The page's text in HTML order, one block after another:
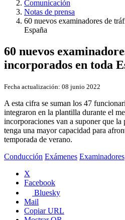
Comunicación
Notas de prensa
60 nuevos examinadores de
España
60 nuevos
incorporados en toda
Fecha actualización: 08 junio 2022
A esta cifra se suman los 47
integraron en la plantilla durante el
incorporaciones van a suponer que
tenga una mayor capacidad para
temporada de verano.
Conducción Exámenes Examinadores
X
Facebook
Bluesky
Mail
Copiar URL